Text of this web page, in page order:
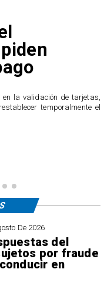
la validación de tarjetas,
temporalmente el
De 2026
del
por fraude
en